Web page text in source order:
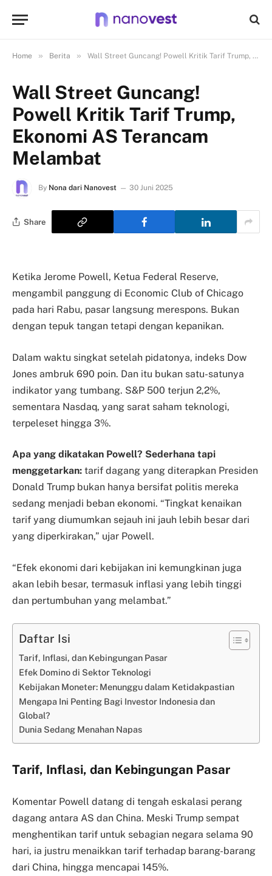
Home » Berita » Wall Street Guncang! Powell Kritik Tarif Trump, Ekonomi AS Terancam Melambat
Wall Street Guncang!
Powell Kritik Tarif Trump,
Ekonomi AS Terancam
Melambat
By Nona dari Nanovest 30 Juni 2025
Share
Ketika Jerome Powell, Ketua Federal Reserve,
mengambil panggung di Economic Club of Chicago
pada hari Rabu, pasar langsung merespons. Bukan
dengan tepuk tangan tetapi dengan kepanikan.
Dalam waktu singkat setelah pidatonya, indeks Dow
Jones ambruk 690 poin. Dan itu bukan satu-satunya
indikator yang tumbang. S&P 500 terjun 2,2%,
sementara Nasdaq, yang sarat saham teknologi,
terpeleset hingga 3%.
Apa yang dikatakan Powell? Sederhana tapi
menggetarkan: tarif dagang yang diterapkan Presiden
Donald Trump bukan hanya bersifat politis mereka
sedang menjadi beban ekonomi. “Tingkat kenaikan
tarif yang diumumkan sejauh ini jauh lebih besar dari
yang diperkirakan,” ujar Powell.
“Efek ekonomi dari kebijakan ini kemungkinan juga
akan lebih besar, termasuk inflasi yang lebih tinggi
dan pertumbuhan yang melambat.”
Daftar Isi
Tarif, Inflasi, dan Kebingungan Pasar
Efek Domino di Sektor Teknologi
Kebijakan Moneter: Menunggu dalam Ketidakpastian
Mengapa Ini Penting Bagi Investor Indonesia dan
Global?
Dunia Sedang Menahan Napas
Tarif, Inflasi, dan Kebingungan Pasar
Komentar Powell datang di tengah eskalasi perang
dagang antara AS dan China. Meski Trump sempat
menghentikan tarif untuk sebagian negara selama 90
hari, ia justru menaikkan tarif terhadap barang-barang
dari China, hingga mencapai 145%.